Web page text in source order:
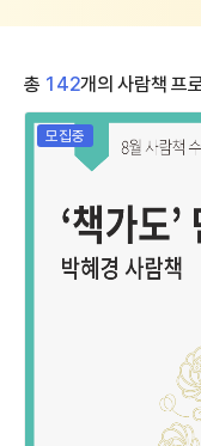
총 142개의 사람책 프
모집중